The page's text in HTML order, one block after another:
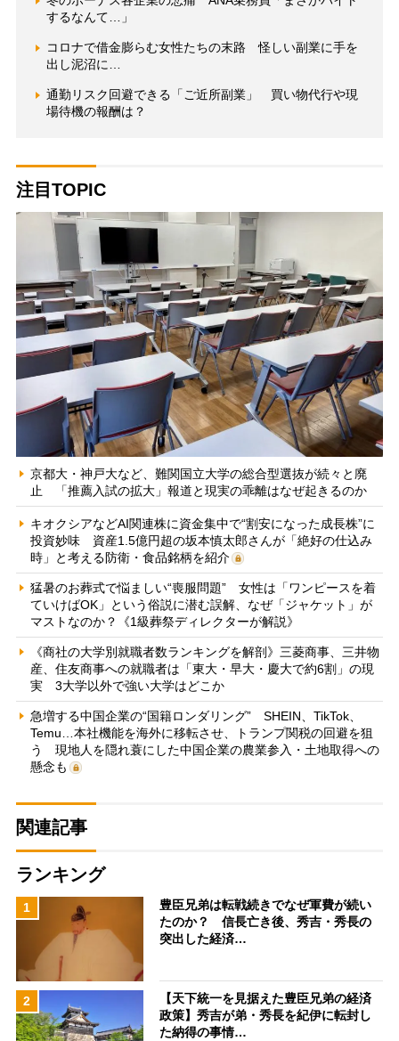
するなんて…」
コロナで借金膨らむ女性たちの末路 怪しい副業に手を
出し泥沼に…
通勤リスク回避できる「ご近所副業」 買い物代行や現
場待機の報酬は？
注目TOPIC
京都大・神戸大など、難関国立大学の総合型選抜が続々と廃
止 「推薦入試の拡大」報道と現実の乖離はなぜ起きるのか
キオクシアなどAI関連株に資金集中で“割安になった成長株”に
投資妙味 資産1.5億円超の坂本慎太郎さんが「絶好の仕込み
時」と考える防衛・食品銘柄を紹介
猛暑のお葬式で悩ましい“喪服問題” 女性は「ワンピースを着
ていけばOK」という俗説に潜む誤解、なぜ「ジャケット」が
マストなのか？《1級葬祭ディレクターが解説》
《商社の大学別就職者数ランキングを解剖》三菱商事、三井物
産、住友商事への就職者は「東大・早大・慶大で約6割」の現
実 3大学以外で強い大学はどこか
急増する中国企業の“国籍ロンダリング” SHEIN、TikTok、
Temu…本社機能を海外に移転させ、トランプ関税の回避を狙
う 現地人を隠れ蓑にした中国企業の農業参入・土地取得への
懸念も
関連記事
ランキング
1
豊臣兄弟は転戦続きでなぜ軍費が続い
たのか？ 信長亡き後、秀吉・秀長の
突出した経済…
2
【天下統一を見据えた豊臣兄弟の経済
政策】秀吉が弟・秀長を紀伊に転封し
た納得の事情…